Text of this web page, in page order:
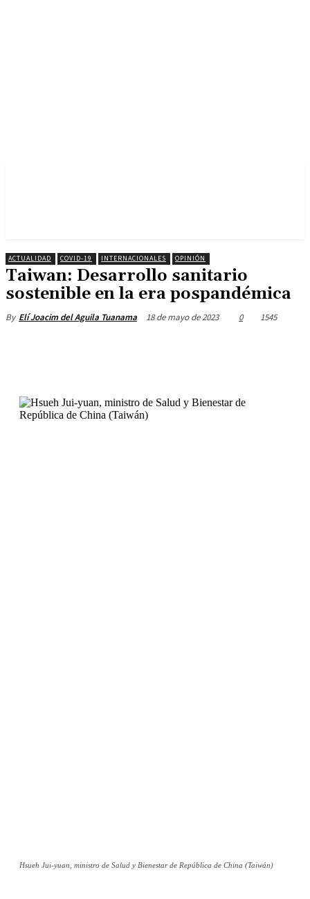
ACTUALIDAD COVID-19 INTERNACIONALES OPINIÓN
Taiwan: Desarrollo sanitario
sostenible en la era pospandémica
By Elí Joacim del Aguila Tuanama 18 de mayo de 2023 0 1545
Hsueh Jui-yuan, ministro de Salud y Bienestar de República de China (Taiwán)